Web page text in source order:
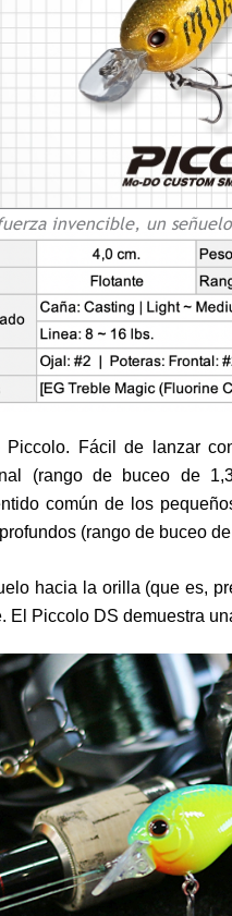
invencible, un
Fácil de lanzar
(rango de buceo de
común de los
(rango de buceo
hacia la orilla (que es,
El Piccolo DS demuestra